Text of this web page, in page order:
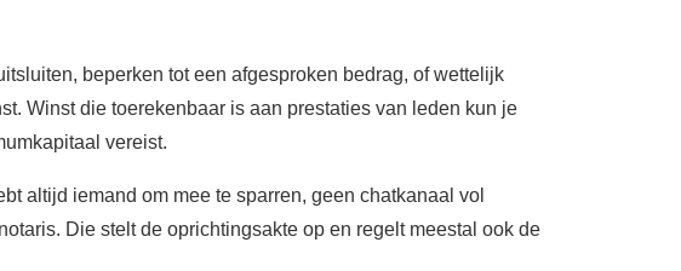
beperken tot een afgesproken bedrag, of wettelijk
Winst die toerekenbaar is aan prestaties van leden kun je
vereist.
altijd iemand om mee te sparren, geen chatkanaal vol
Die stelt de oprichtingsakte op en regelt meestal ook de